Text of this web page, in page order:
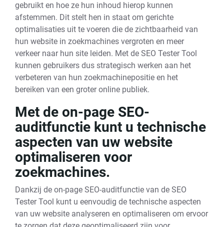
gebruikt en hoe ze hun inhoud hierop kunnen
afstemmen. Dit stelt hen in staat om gerichte
optimalisaties uit te voeren die de zichtbaarheid van
hun website in zoekmachines vergroten en meer
verkeer naar hun site leiden. Met de SEO Tester Tool
kunnen gebruikers dus strategisch werken aan het
verbeteren van hun zoekmachinepositie en het
bereiken van een groter online publiek.
Met de on-page SEO-
auditfunctie kunt u technische
aspecten van uw website
optimaliseren voor
zoekmachines.
Dankzij de on-page SEO-auditfunctie van de SEO
Tester Tool kunt u eenvoudig de technische aspecten
van uw website analyseren en optimaliseren om ervoor